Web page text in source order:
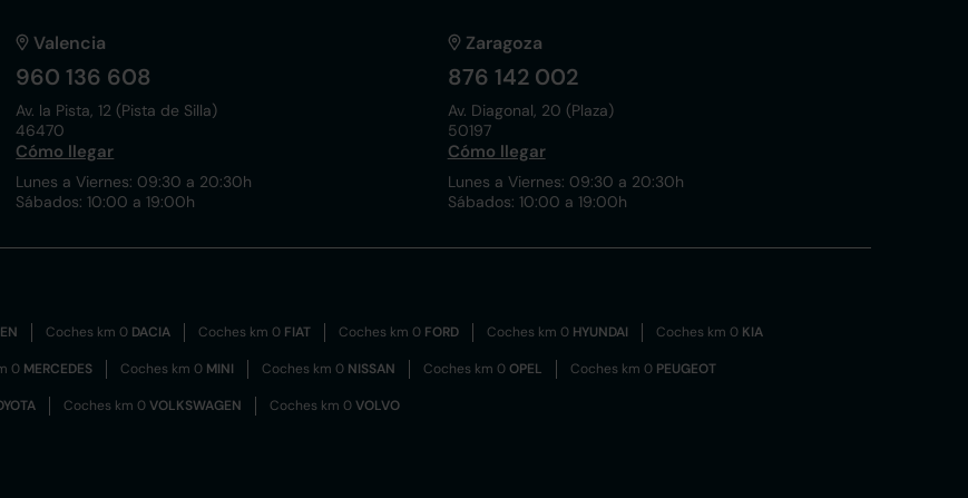
Valencia
960 136 608
Av. la Pista, 12 (Pista de Silla)
46470
Cómo llegar
Lunes a Viernes: 09:30 a 20:30h
Sábados: 10:00 a 19:00h
Zaragoza
876 142 002
Av. Diagonal, 20 (Plaza)
50197
Cómo llegar
Lunes a Viernes: 09:30 a 20:30h
Sábados: 10:00 a 19:00h
Coches km 0 DACIA Coches km 0 FIAT Coches km 0 FORD Coches km 0 HYUNDAI Coches km 0 KIA
0 MERCEDES Coches km 0 MINI Coches km 0 NISSAN Coches km 0OPEL Coches km 0 PEUGEOT
Coches km 0VOLKSWAGEN Coches km 0VOLVO